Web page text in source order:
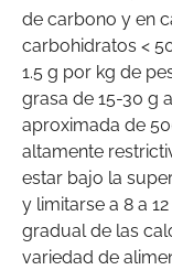
de carbono y en
carbohidratos <
1.5 g por kg de
grasa de 15-30 g
aproximada de
altamente
estar bajo la
y limitarse a 8 a
gradual de las
variedad de